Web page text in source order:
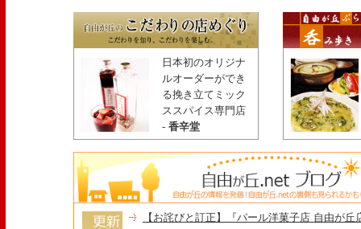
日本初のオリジナ
ルオーダーができ
る挽き立てミック
ススパイス専門店
- 香辛堂
【お詫びと訂正】『パール洋菓子店 自由が